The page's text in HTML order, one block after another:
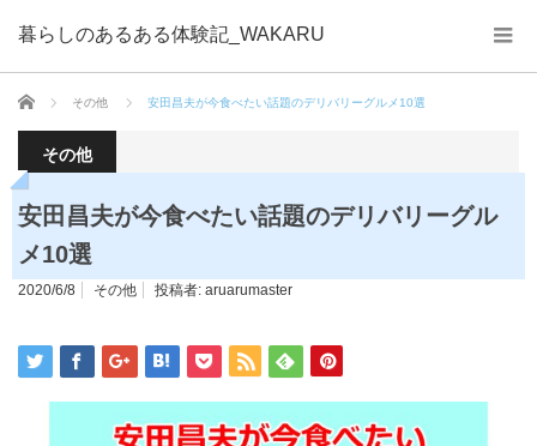
暮らしのあるある体験記_WAKARU
ホーム その他 安田昌夫が今食べたい話題のデリバリーグルメ10選
その他
安田昌夫が今食べたい話題のデリバリーグル
メ10選
2020/6/8 その他 投稿者: aruarumaster